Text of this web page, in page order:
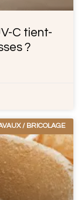
C tient-
?
/ BRICOLAGE